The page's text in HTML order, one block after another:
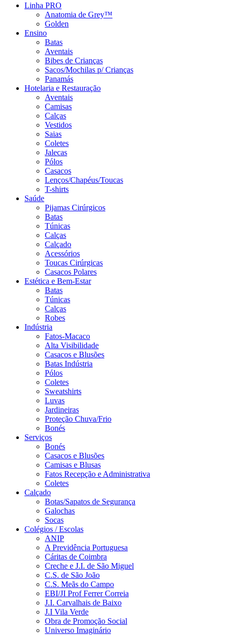
Linha PRO
Anatomia de Grey™
Golden
Ensino
Batas
Aventais
Bibes de Crianças
Sacos/Mochilas p/ Crianças
Panamás
Hotelaria e Restauração
Aventais
Camisas
Calças
Vestidos
Saias
Coletes
Jalecas
Pólos
Casacos
Lenços/Chapéus/Toucas
T-shirts
Saúde
Pijamas Cirúrgicos
Batas
Túnicas
Calças
Calçado
Acessórios
Toucas Cirúrgicas
Casacos Polares
Estética e Bem-Estar
Batas
Túnicas
Calças
Robes
Indústria
Fatos-Macaco
Alta Visibilidade
Casacos e Blusões
Batas Indústria
Pólos
Coletes
Sweatshirts
Luvas
Jardineiras
Proteção Chuva/Frio
Bonés
Serviços
Bonés
Casacos e Blusões
Camisas e Blusas
Fatos Recepção e Administrativa
Coletes
Calçado
Botas/Sapatos de Segurança
Galochas
Socas
Colégios / Escolas
ANIP
A Previdência Portuguesa
Cáritas de Coimbra
Creche e J.I. de São Miguel
C.S. de São João
C.S. Meãs do Campo
EBI/JI Prof Ferrer Correia
J.I. Carvalhais de Baixo
J.I Vila Verde
Obra de Promoção Social
Universo Imaginário